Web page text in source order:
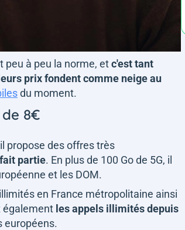
peu à peu la norme, etc'est tant
prix fondent comme neige au
du moment.
8€
propose des offres très
partie. En plus de 100 Go de 5G, il
et les DOM.
en France métropolitaine ainsi
également les appels illimités depuis
européens.